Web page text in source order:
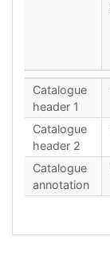
Catalogue
header 1
Catalogue
header 2
Catalogue
annotation